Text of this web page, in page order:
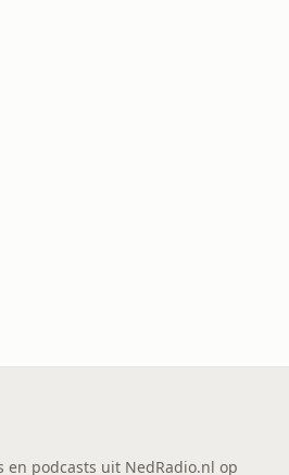
en podcasts uit NedRadio.nl op